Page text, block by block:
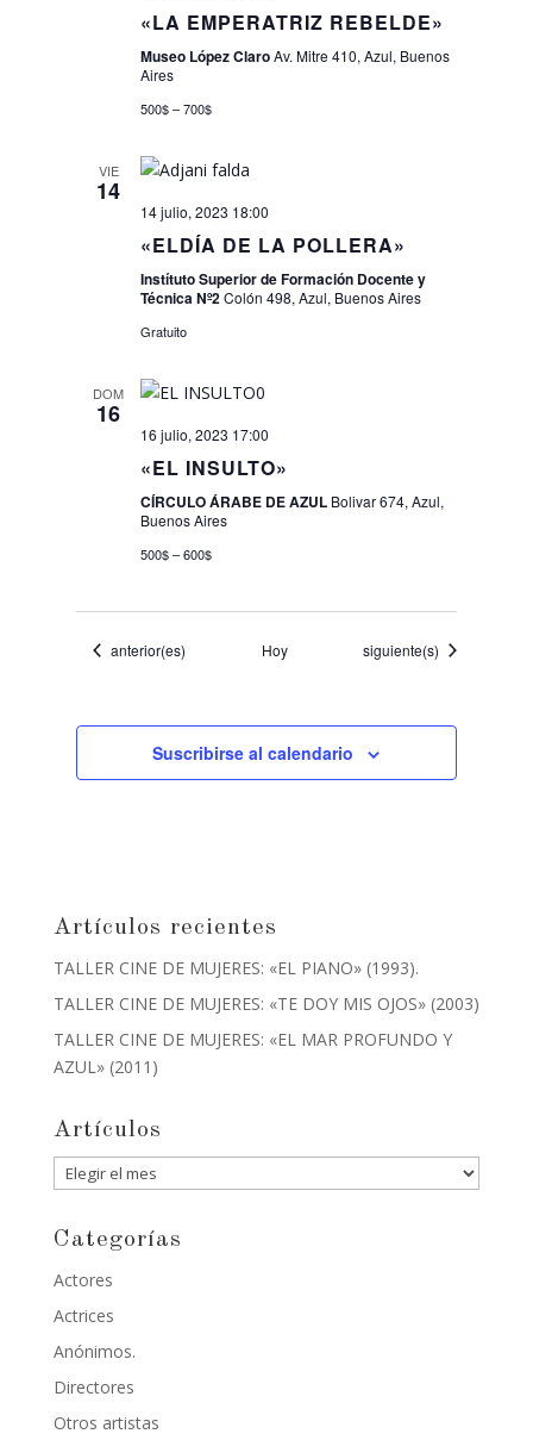
«LA EMPERATRIZ REBELDE»
Museo López ClaroAv. Mitre 410, Azul, Buenos
Aires
500$ – 700$
VIE
14
14 julio, 2023 18:00
«ELDÍA DE LA POLLERA»
Instítuto Superior de Formación Docente y
Técnica Nº2Colón 498, Azul, Buenos Aires
Gratuito
DOM
16
16 julio, 2023 17:00
«EL INSULTO»
CÍRCULO ÁRABE DE AZUL Bolivar 674, Azul,
Buenos Aires
500$ – 600$
Eventos
anterior(es) Hoy Eventos
siguiente(s)
Suscribirse al calendario
Artículos recientes
TALLER CINE DE MUJERES: «EL PIANO» (1993).
TALLER CINE DE MUJERES: «TE DOY MIS OJOS» (2003)
TALLER CINE DE MUJERES: «EL MAR PROFUNDO Y
AZUL» (2011)
Artículos
Artículos
Categorías
Actores
Actrices
Anónimos.
Directores
Otros artistas